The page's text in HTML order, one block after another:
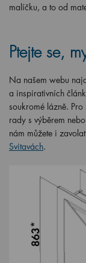
malíčku, a to od
Ptejte se,
Na našem webu
a inspirativních
soukromé lázně.
rady s výběrem
nám můžete i
Svitavách.